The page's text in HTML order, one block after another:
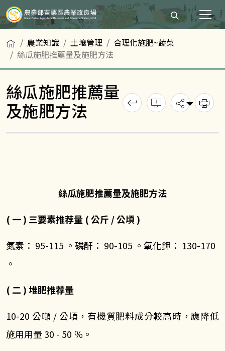
打開搜尋輸入
首頁農業知識 土壤管理
合理化施肥~蔬菜
絲瓜施肥推薦量及施肥方法
絲瓜施肥推薦量
及施肥方法
回上一頁錯誤回報
分享
絲瓜施肥推薦量及施肥方法
( 一 ) 三要素推荐量 ( 公斤 / 公頃 )
氮素： 95-115 。磷酐： 90-105 。氧化鉀： 130-170
。
( 二 ) 堆肥推荐量
10-20 公噸 / 公頃，有機質肥料成分較高時，應降低
施用用量 30 - 50 ％。